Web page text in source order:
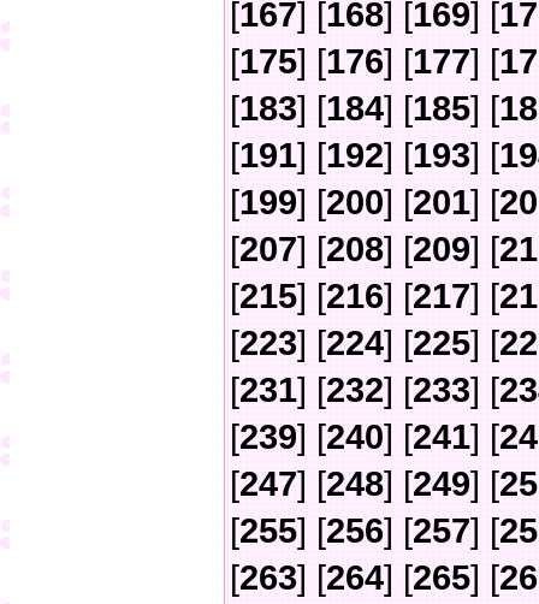
[167] [168] [169] [
[175] [176] [177] [
[183] [184] [185] [
[191] [192] [193] [
[199] [200] [201] [
[207] [208] [209] [
[215] [216] [217] [
[223] [224] [225] [
[231] [232] [233] [
[239] [240] [241] [
[247] [248] [249] [
[255] [256] [257] [
[263] [264] [265] [